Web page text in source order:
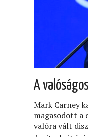
A
Mark Carney
magasodott a
valóra vált